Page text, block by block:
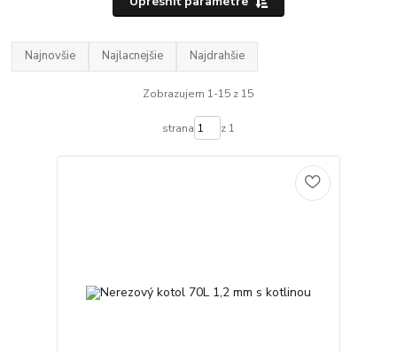
Najnovšie Najlacnejšie Najdrahšie
Zobrazujem 1-15 z 15
strana z 1